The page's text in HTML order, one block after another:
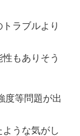
ラブルより
もありそう
度等問題が出
うな気がし